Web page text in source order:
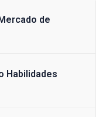
de
Habilidades